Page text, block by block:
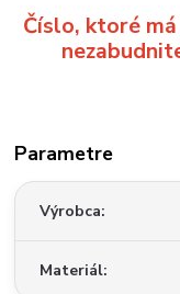
Číslo, ktoré
Parametre
Výrobca
Materiál